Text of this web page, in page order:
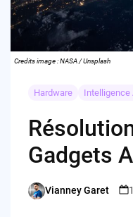
Credits image : NASA / Unsplash
Hardware Intelligence
Gadgets
Posted
Vianney Garet